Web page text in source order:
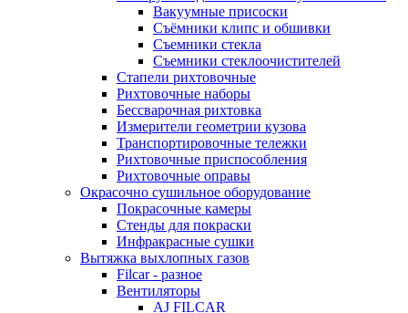
Вакуумные присоски
Съёмники клипс и обшивки
Съемники стекла
Съемники стеклоочистителей
Стапели рихтовочные
Рихтовочные наборы
Бессварочная рихтовка
Измерители геометрии кузова
Транспортировочные тележки
Рихтовочные приспособления
Рихтовочные оправы
Окрасочно сушильное оборудование
Покрасочные камеры
Стенды для покраски
Инфракрасные сушки
Вытяжка выхлопных газов
Filcar - разное
Вентиляторы
AJ FILCAR